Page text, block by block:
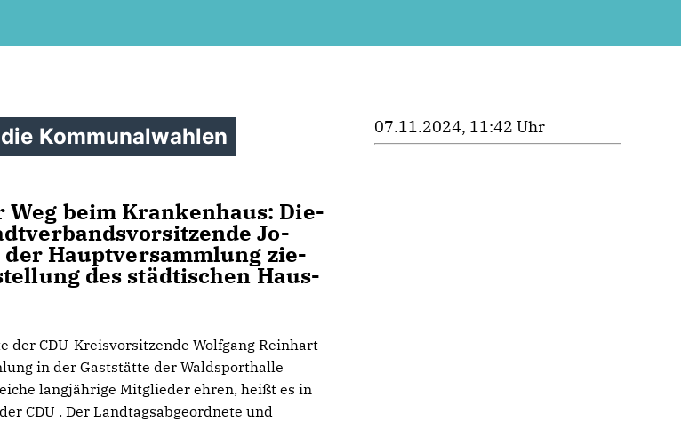
Kommunalwahlen
beim Kran­ken­haus: Die­
Jo­
Haupt­ver­samm­lung zie­
des städ­ti­schen Haus­
der CDU-Kreisvorsitzende Wolfgang Reinhart
in der Gaststätte der Waldsporthalle
langjährige Mitglieder ehren, heißt es in
CDU . Der Landtagsabgeordnete und
07.11.2024, 11:42 Uhr